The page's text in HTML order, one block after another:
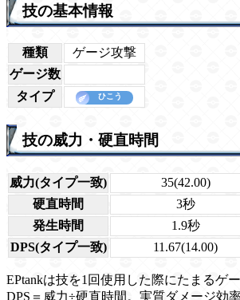
技の基本情報
種類
ゲージ攻撃
ゲージ数
タイプ
技の威力・硬直時間
威力(タイプ一致)
35(42.00)
硬直時間
3秒
発生時間
1.9秒
DPS(タイプ一致)
11.67(14.00)
EPtankは技を1回使用した際にたまるゲ
DPS＝威力÷硬直時間。実質ダメージ効